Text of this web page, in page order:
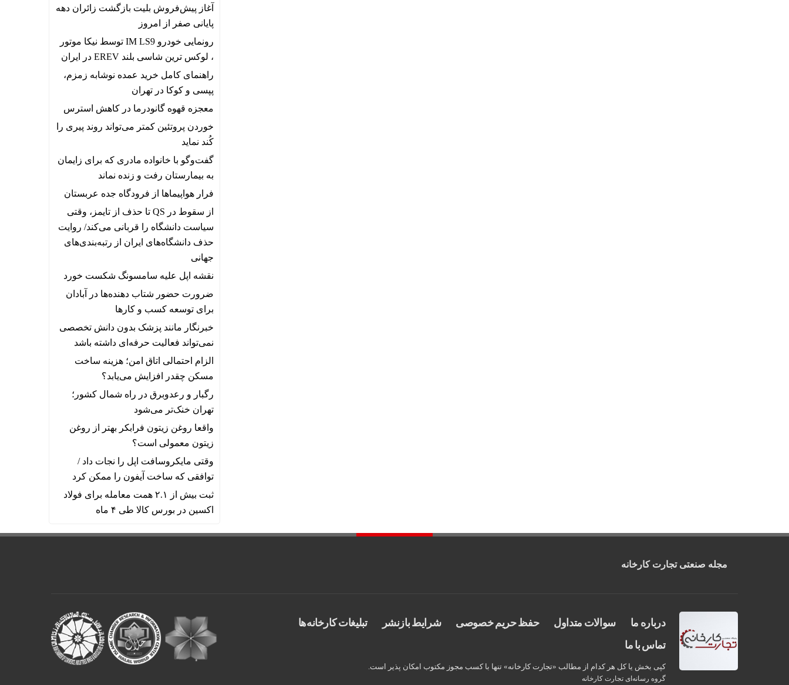
آغاز پیش‌فروش بلیت بازگشت زائران دهه
پایانی صفر از امروز
رونمایی خودرو IM LS9 توسط نیکا موتور
، لوکس ترین شاسی بلند EREV در ایران
راهنمای کامل خرید عمده نوشابه زمزم،
پپسی و کوکا در تهران
معجزه قهوه گانودرما در کاهش استرس
خوردن پروتئین کمتر می‌تواند روند پیری را
کُند نماید
گفت‌وگو با خانواده مادری که برای زایمان
به بیمارستان رفت و زنده نماند
فرار هواپیماها از فرودگاه جده عربستان
از سقوط در QS تا حذف از تایمز، وقتی
سیاست دانشگاه را قربانی می‌کند/ روایت
حذف دانشگاه‌های ایران از رتبه‌بندی‌های
جهانی
نقشه اپل علیه سامسونگ شکست خورد
ضرورت حضور شتاب ‌دهنده‌ها در آبادان
برای توسعه کسب‌ و کارها
خبرنگار مانند پزشک بدون دانش تخصصی
نمی‌تواند فعالیت حرفه‌ای داشته باشد
الزام احتمالی اتاق امن؛ هزینه ساخت
مسکن چقدر افزایش می‌یابد؟
رگبار و رعدوبرق در راه شمال کشور؛
تهران خنک‌تر می‌شود
واقعا روغن زیتون فرابکر بهتر از روغن
زیتون معمولی است؟
وقتی مایکروسافت اپل را نجات داد /
توافقی که ساخت آیفون را ممکن کرد
ثبت بیش از ۲.۱ همت معامله برای فولاد
اکسین در بورس کالا طی ۴ ماه
مجله صنعتی تجارت کارخانه
درباره ما سوالات متداول حفظ حریم خصوصی شرایط بازنشر
تبلیغات کارخانه‌ها
تماس با ما
کپی بخش یا کل هر کدام از مطالب «تجارت کارخانه» تنها با کسب مجوز مکتوب امکان پذیر است.
گروه رسانه‌ایتجارت کارخانه